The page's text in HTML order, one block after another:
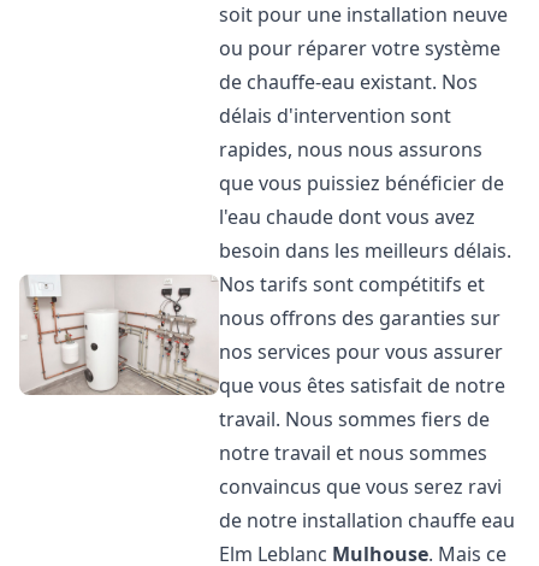
soit pour une installation neuve
ou pour réparer votre système
de chauffe-eau existant. Nos
délais d'intervention sont
rapides, nous nous assurons
que vous puissiez bénéficier de
l'eau chaude dont vous avez
besoin dans les meilleurs délais.
Nos tarifs sont compétitifs et
nous offrons des garanties sur
nos services pour vous assurer
que vous êtes satisfait de notre
travail. Nous sommes fiers de
notre travail et nous sommes
convaincus que vous serez ravi
de notre installation chauffe eau
Elm Leblanc Mulhouse. Mais ce